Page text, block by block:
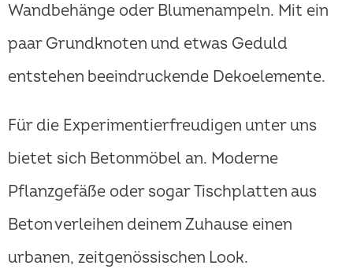
Wandbehänge oder Blumenampeln. Mit ein
paar Grundknoten und etwas Geduld
entstehen beeindruckende Dekoelemente.
Für die Experimentierfreudigen unter uns
bietet sich Betonmöbel an. Moderne
Pflanzgefäße oder sogar Tischplatten aus
Beton verleihen deinem Zuhause einen
urbanen, zeitgenössischen Look.